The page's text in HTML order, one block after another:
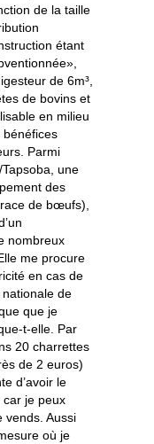
de la taille
étant
de 6m³,
de bovins et
en milieu
bénéfices
Parmi
une
des
de bœufs),
nombreux
me procure
en cas de
de
que je
t-elle. Par
20 charrettes
de 2 euros)
d’avoir le
car je peux
vends. Aussi
où je